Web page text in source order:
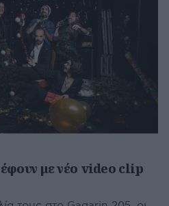
με νέο video clip